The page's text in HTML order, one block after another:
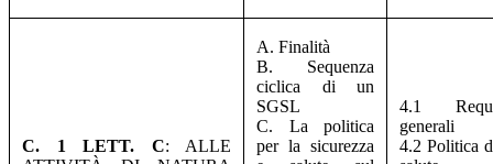
C. 1 LETT. C: ALLE
A. Finalità
B. Sequenza
ciclica di un
SGSL
C. La politica
per la sicurezza
4.1
generali
4.2 Politica